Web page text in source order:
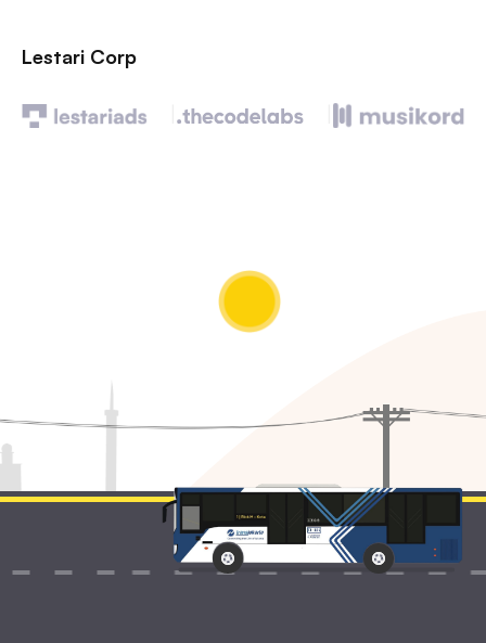
Lestari Corp